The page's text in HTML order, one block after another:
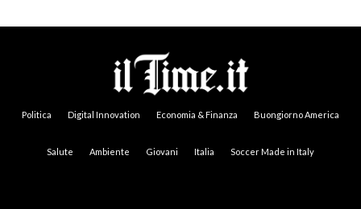
Politica Digital Innovation Economia & Finanza Buongiorno America
Salute Ambiente Giovani Italia Soccer Made in Italy